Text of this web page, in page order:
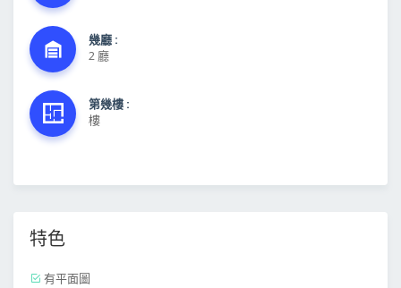
幾廳 :
2 廳
第幾樓 :
樓
特色
有平面圖